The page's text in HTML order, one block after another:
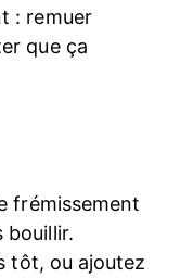
: remuer
que ça
frémissement
bouillir.
tôt, ou ajoutez